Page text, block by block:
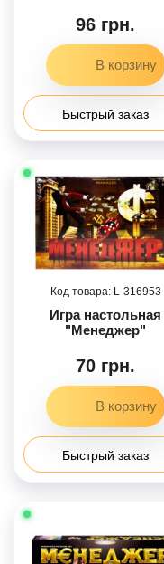
96 грн.
Быстрый заказ
316953
Игра настольная
"Менеджер"
70 грн.
Быстрый заказ